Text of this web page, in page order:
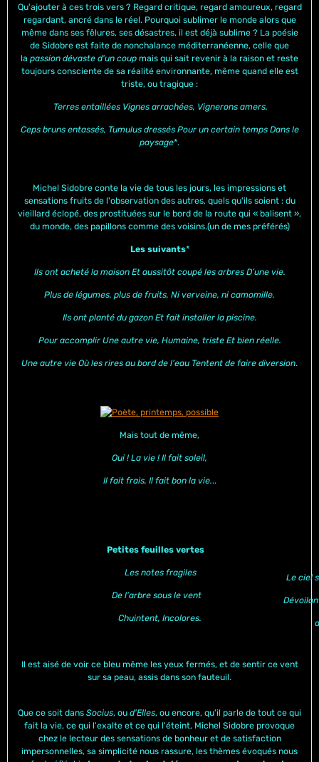
Qu'ajouter à ces trois vers ? Regard critique, regard amoureux, regard
regardant, ancré dans le réel. Pourquoi sublimer le monde alors que
même dans ses fêlures, ses désastres, il est déjà sublime ? La poésie
de Sidobre est faite de nonchalance méditerranéenne, celle que
la passion dévaste d'un coup mais qui sait revenir à la raison et reste
toujours consciente de sa réalité environnante, même quand elle est
triste, ou tragique :
Terres entaillées Vignes arrachées, Vignerons amers,
Ceps bruns entassés, Tumulus dressés Pour un certain temps Dans le
paysage*.
Michel Sidobre conte la vie de tous les jours, les impressions et
sensations fruits de l'observation des autres, quels qu'ils soient : du
vieillard éclopé, des prostituées sur le bord de la route qui « balisent »,
du monde, des papillons comme des voisins.(un de mes préférés)
Les suivants*
Ils ont acheté la maison Et aussitôt coupé les arbres D’une vie.
Plus de légumes, plus de fruits, Ni verveine, ni camomille.
Ils ont planté du gazon Et fait installer la piscine.
Pour accomplir Une autre vie, Humaine, triste Et bien réelle.
Une autre vie Où les rires au bord de l’eau Tentent de faire diversion.
Mais tout de même,
Oui ! La vie ! Il fait soleil,
Il fait frais, Il fait bon la vie...
Petites feuilles vertes
Les notes fragiles
De l’arbre sous le vent
Chuintent, Incolores.
Le ciel
Dévoilant
Il est aisé de voir ce bleu même les yeux fermés, et de sentir ce vent
sur sa peau, assis dans son fauteuil.
Que ce soit dans Socius, ou d'Elles, ou encore, qu'il parle de tout ce qui
fait la vie, ce qui l'exalte et ce qui l'éteint, Michel Sidobre provoque
chez le lecteur des sensations de bonheur et de satisfaction
impersonnelles, sa simplicité nous rassure, les thèmes évoqués nous